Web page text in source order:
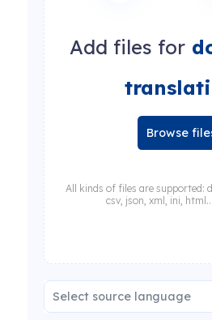
Add files for
Browse
All kinds of files are supported:
csv, json, xml, ini,
Select source language